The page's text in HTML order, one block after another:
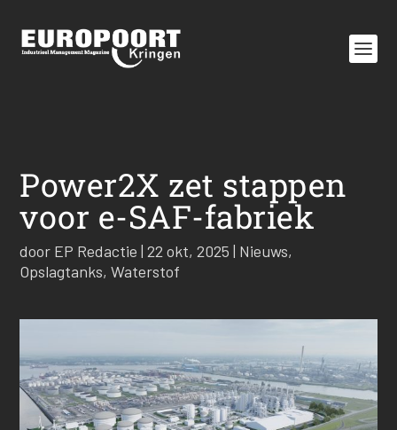
Power2X zet stappen
voor e-SAF-fabriek
door EP Redactie |22 okt, 2025 | Nieuws,
Opslagtanks,Waterstof